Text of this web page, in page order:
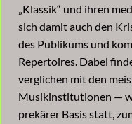
„Klassik“ und ihren
sich damit auch den
des Publikums und
Repertoires. Dabei
verglichen mit den
Musikinstitutionen —
prekärer Basis statt,